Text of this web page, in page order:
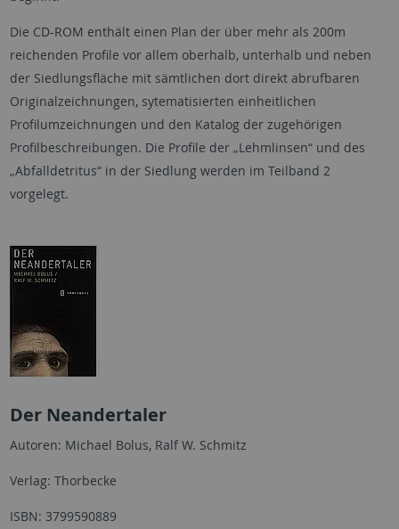
Die CD-ROM enthält einen Plan der über mehr als 200m
reichenden Profile vor allem oberhalb, unterhalb und neben
der Siedlungsfläche mit sämtlichen dort direkt abrufbaren
Originalzeichnungen, sytematisierten einheitlichen
Profilumzeichnungen und den Katalog der zugehörigen
Profilbeschreibungen. Die Profile der „Lehmlinsen“ und des
„Abfalldetritus“ in der Siedlung werden im Teilband 2
vorgelegt.
Der Neandertaler
Autoren: Michael Bolus, Ralf W. Schmitz
Verlag: Thorbecke
ISBN: 3799590889